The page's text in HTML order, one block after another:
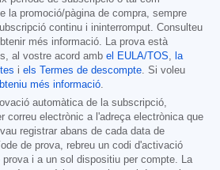
la promoció/pàgina de compra, sempre
continu i ininterromput. Consulteu
més informació. La prova està
al vostre acord amb el EULA/TOS
la
i els Termes de descompte . Si voleu
més informació
automàtica de la subscripció,
correu electrònic a l'adreça electrònica que
registrar abans de cada data de
de prova, rebreu un codi d'activació
prova i a un sol dispositiu per compte. La